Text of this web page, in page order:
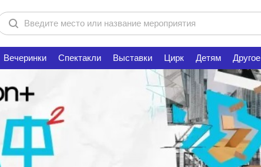
Вечеринки Спектакли Выставки Цирк Детям Другое